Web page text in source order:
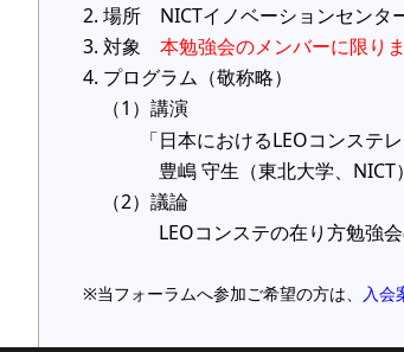
2. 場所 NICTイノベーションセンタ
3. 対象 本勉強会のメンバーに限り
4. プログラム（敬称略）
（1）講演
「日本におけるLEOコンステ
豊嶋 守生（東北大学、NICT）
（2）議論
LEOコンステの在り方勉強
※当フォーラムへ参加ご希望の方は、 入会